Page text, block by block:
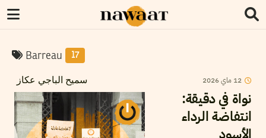
Barreau 17
سميح الباجي عكاز 12 ماي2026
نواة في دقيقة:
انتفاضة الرداء